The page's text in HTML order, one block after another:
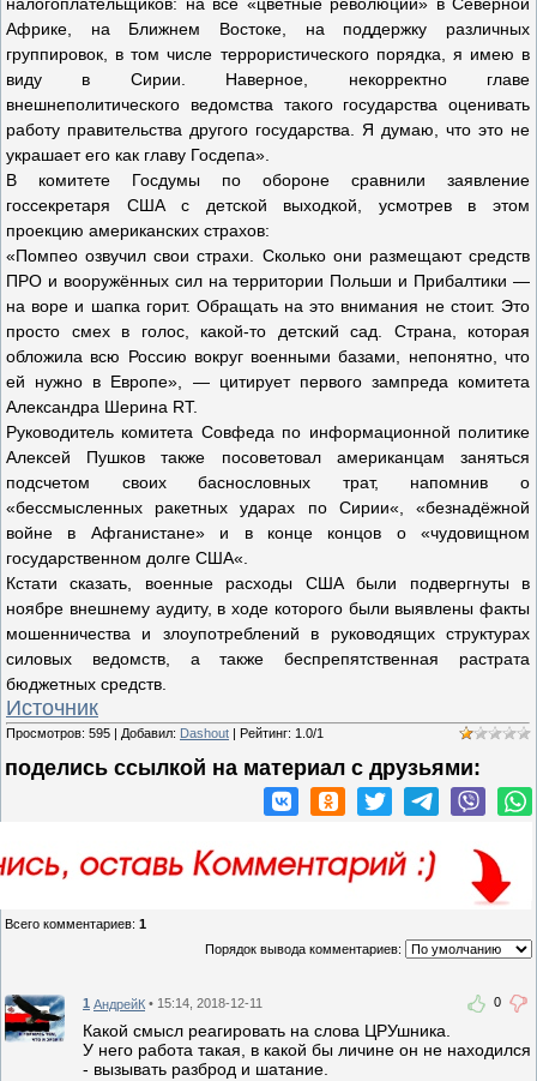
Африке, на Ближнем Востоке, на поддержку различных
группировок, в том числе террористического порядка, я имею в
виду в Сирии. Наверное, некорректно главе
внешнеполитического ведомства такого государства оценивать
работу правительства другого государства. Я думаю, что это не
украшает его как главу Госдепа».
В комитете Госдумы по обороне сравнили заявление
госсекретаря США с детской выходкой, усмотрев в этом
проекцию американских страхов:
«Помпео озвучил свои страхи. Сколько они размещают средств
ПРО и вооружённых сил на территории Польши и Прибалтики —
на воре и шапка горит. Обращать на это внимания не стоит. Это
просто смех в голос, какой-то детский сад. Страна, которая
обложила всю Россию вокруг военными базами, непонятно, что
ей нужно в Европе», — цитирует первого зампреда комитета
Александра Шерина RT.
Руководитель комитета Совфеда по информационной политике
Алексей Пушков также посоветовал американцам заняться
подсчетом своих баснословных трат, напомнив о
«бессмысленных ракетных ударах по Сирии«, «безнадёжной
войне в Афганистане» и в конце концов о «чудовищном
государственном долге США«.
Кстати сказать, военные расходы США были подвергнуты в
ноябре внешнему аудиту, в ходе которого были выявлены факты
мошенничества и злоупотреблений в руководящих структурах
силовых ведомств, а также беспрепятственная растрата
бюджетных средств.
Источник
Просмотров: 595 | Добавил: Dashout | Рейтинг: 1.0/1
поделись ссылкой на материал c друзьями:
Всего комментариев: 1
Порядок вывода комментариев:
0
1 АндрейК • 15:14, 2018-12-11
Какой смысл реагировать на слова ЦРУшника.
У него работа такая, в какой бы личине он не находился
- вызывать разброд и шатание.